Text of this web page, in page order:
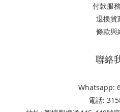
付款服
退換貨
條款與
聯絡
Whatsapp:
電話: